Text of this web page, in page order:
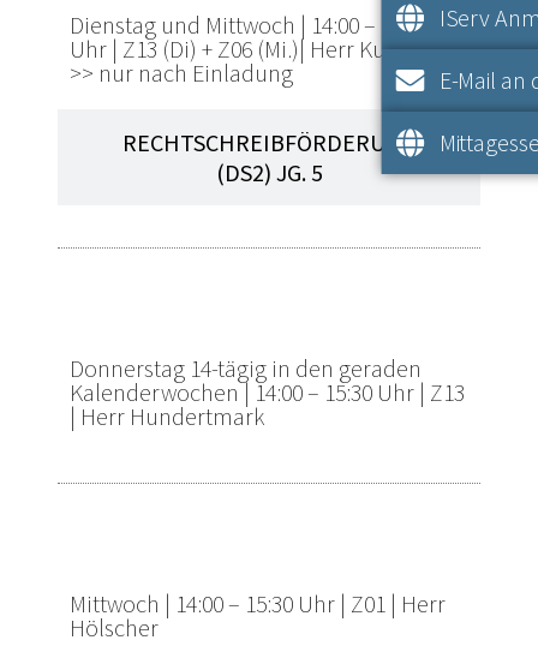
RECHTSCHREIBFÖRDERUNG
(DS2) JG. 5
Dienstag und Mittwoch | 14:00 – 14:45
Uhr | Z13 (Di) + Z06 (Mi.)| Herr Kuiter |
>> nur nach Einladung
Donnerstag 14-tägig in den geraden
Kalenderwochen | 14:00 – 15:30 Uhr | Z13
| Herr Hundertmark
Mittwoch | 14:00 – 15:30 Uhr | Z01 | Herr
Hölscher
IServ
E-Mail an